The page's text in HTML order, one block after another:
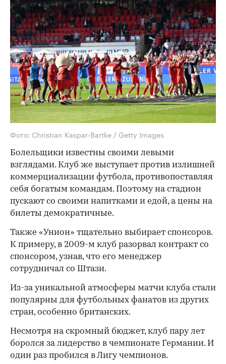
Фото: Christian Kaspar-Bartke / Getty Images
Болельщики известны своими левыми
взглядами. Клуб же выступает против излишней
коммерциализации футбола, противопоставляя
себя богатым командам. Поэтому на стадион
пускают со своими напитками и едой, а цены на
билеты демократичные.
Также «Унион» тщательно выбирает спонсоров.
К примеру, в 2009-м клуб разорвал контракт со
спонсором, узнав, что его менеджер
сотрудничал со Штази.
Из-за уникальной атмосферы матчи клуба стали
популярны для футбольных фанатов из других
стран, особенно британских.
Несмотря на скромный бюджет, клуб пару лет
боролся за лидерство в чемпионате Германии. И
один раз пробился в Лигу чемпионов.